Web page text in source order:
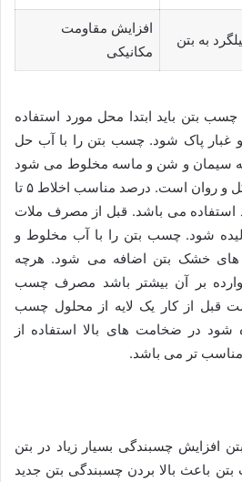
به بتن
افزایش مقاومت
مکانیکی
بتن باید ابتدا محل مورد استفاده
و غبار پاک شود. چسب بتن را با آب حل
سیمان و شن و ماسه مخلوط می شود
که حاصل ملاتی خمیری شکل و روان است. درصد مناسب اخلاط ۵ تا
استفاده می باشد. قبل از مصرف ملات
شود. چسب بتن را با آب مخلوط و
خشک بتن اضافه می شود. هرچه
بر آن بیشتر باشد مصرف چسب
قبل از کار یک لایه از محلول چسب
شود در ضخامت های بالا استفاده از
تر می باشد.
افزایش چسبندگی بسیار زیاد در بتن
باعث بالا بردن چسبندگی بتن جدید